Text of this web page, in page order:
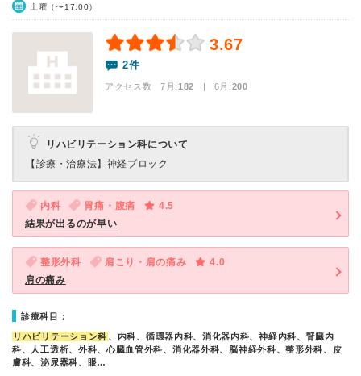
土曜（〜17:00）
3.67
2件
アクセス数 7月:182 | 6月:200
リハビリテーション科について
【診療・治療法】 神経ブロック
内科 胃痛・腹痛
4.5
結果が出るのが早い
整形外科 肩こり・肩の痛み
4.0
肩の痛み
診療科目：
リハビリテーション科 、内科、循環器内科、消化器内科、神経内科、腎臓内
科、人工透析、外科、心臓血管外科、消化器外科、脳神経外科、整形外科、皮
膚科、泌尿器科、眼…